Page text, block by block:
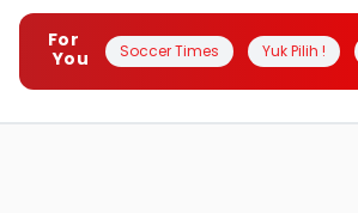
For
You
Soccer Times Yuk Pilih !